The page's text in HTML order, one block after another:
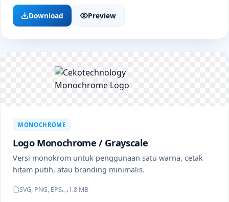
Download Preview
MONOCHROME
Logo Monochrome / Grayscale
Versi monokrom untuk penggunaan satu warna, cetak
hitam putih, atau branding minimalis.
SVG, PNG, EPS 1.8 MB